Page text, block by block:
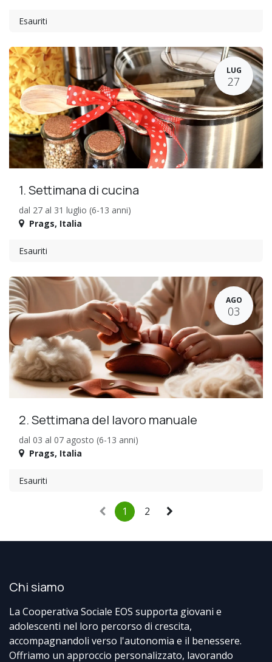
Esauriti
LUG
27
1. Settimana di cucina
dal 27 al 31 luglio (6-13 anni)
Prags, Italia
Esauriti
AGO
03
2. Settimana del lavoro manuale
dal 03 al 07 agosto (6-13 anni)
Prags, Italia
Esauriti
1 2
Chi siamo
La Cooperativa Sociale EOS supporta giovani e
adolescenti nel loro percorso di crescita,
accompagnandoli verso l'autonomia e il benessere.
Offriamo un approccio personalizzato, lavorando